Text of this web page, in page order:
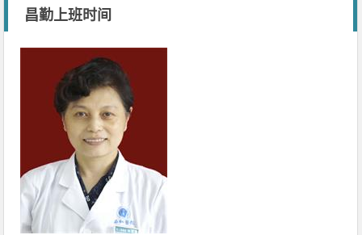
昌勤上班时间